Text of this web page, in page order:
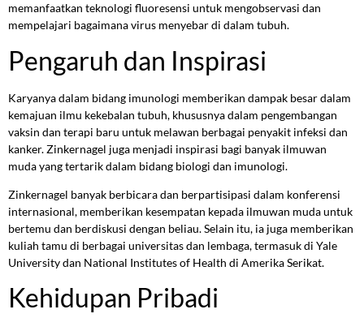
memanfaatkan teknologi fluoresensi untuk mengobservasi dan
mempelajari bagaimana virus menyebar di dalam tubuh.
Pengaruh dan Inspirasi
Karyanya dalam bidang imunologi memberikan dampak besar dalam
kemajuan ilmu kekebalan tubuh, khususnya dalam pengembangan
vaksin dan terapi baru untuk melawan berbagai penyakit infeksi dan
kanker. Zinkernagel juga menjadi inspirasi bagi banyak ilmuwan
muda yang tertarik dalam bidang biologi dan imunologi.
Zinkernagel banyak berbicara dan berpartisipasi dalam konferensi
internasional, memberikan kesempatan kepada ilmuwan muda untuk
bertemu dan berdiskusi dengan beliau. Selain itu, ia juga memberikan
kuliah tamu di berbagai universitas dan lembaga, termasuk di Yale
University dan National Institutes of Health di Amerika Serikat.
Kehidupan Pribadi